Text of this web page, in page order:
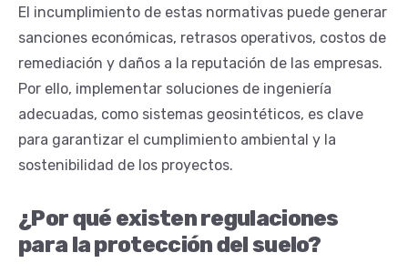
El incumplimiento de estas normativas puede generar
sanciones económicas, retrasos operativos, costos de
remediación y daños a la reputación de las empresas.
Por ello, implementar soluciones de ingeniería
adecuadas, como sistemas geosintéticos, es clave
para garantizar el cumplimiento ambiental y la
sostenibilidad de los proyectos.
¿Por qué existen regulaciones
para la protección del suelo?